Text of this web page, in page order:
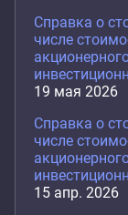
Справка о
числе
19 мая 2026
Справка о
числе
15 апр. 2026